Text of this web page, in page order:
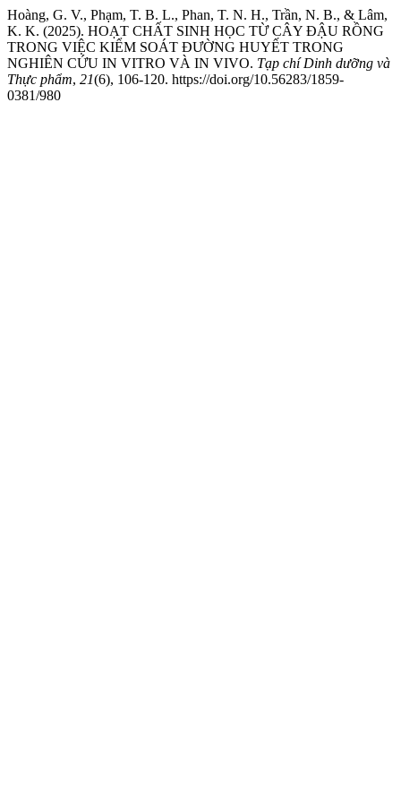
Hoàng, G. V., Phạm, T. B. L., Phan, T. N. H., Trần, N. B., & Lâm,
K. K. (2025). HOẠT CHẤT SINH HỌC TỪ CÂY ĐẬU RỒNG
TRONG VIỆC KIỂM SOÁT ĐƯỜNG HUYẾT TRONG
NGHIÊN CỨU IN VITRO VÀ IN VIVO. Tạp chí Dinh dưỡng và
Thực phẩm, 21(6), 106-120. https://doi.org/10.56283/1859-
0381/980